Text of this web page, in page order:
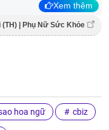
Xem thêm
(TH) | Phụ Nữ Sức Khỏe
hoa ngữ cbiz